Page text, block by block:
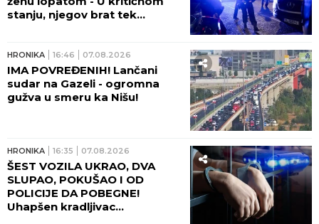
HRONIKA 21:41 07.08.2026
RANAC! Maloletnice brutalno
napale rusku državljanku u
Beogradu - BOGA SPOZNALE
KAD SE DEVOJKA PODIGLA!
ME SIN!" Potresni detalji
ubistva doktorke na Novom
Beogradu: "Čula se vika, a
onda JEZIVA TIŠINA!" (FOTO,
VIDEO)
HRONIKA 20:00 07.08.2026